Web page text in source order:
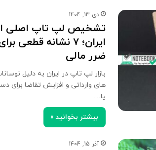
دی 13, 1404
تشخیص لپ تاپ اصلی از
ایران؛ ۷ نشانه قطعی
ضرر مالی
بازار لپ تاپ در ایران به دلیل
های وارداتی و افزایش تقاضا برای
یا…
بیشتر بخوانید »
آذر 15, 1404